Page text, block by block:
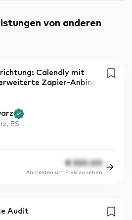
von anderen
Calendly mit
Zapier-Anbind
ES
€ 330.00
Anmelden um Preis zu sehen
Audit